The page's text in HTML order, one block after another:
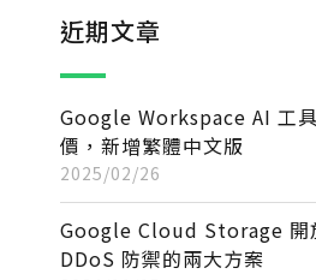
近期文章
Google Workspace AI 工
價，新增繁體中文版
2025/02/26
Google Cloud Storage 開
DDoS 防禦的兩大方案